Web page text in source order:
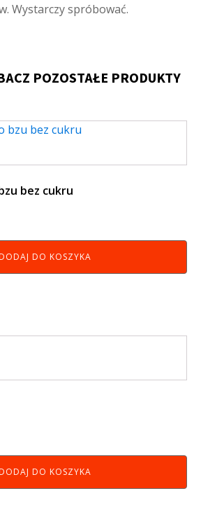
Wystarczy spróbować.
POZOSTAŁE PRODUKTY
bez cukru
DODAJ DO KOSZYKA
DODAJ DO KOSZYKA